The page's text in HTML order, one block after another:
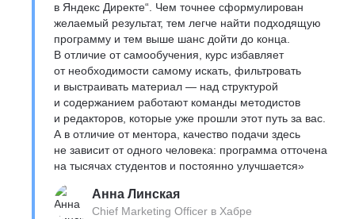
в Яндекс Директе“. Чем точнее сформулирован
желаемый результат, тем легче найти подходящую
программу и тем выше шанс дойти до конца.
В отличие от самообучения, курс избавляет
от необходимости самому искать, фильтровать
и выстраивать материал — над структурой
и содержанием работают команды методистов
и редакторов, которые уже прошли этот путь за вас.
А в отличие от ментора, качество подачи здесь
не зависит от одного человека: программа отточена
на тысячах студентов и постоянно улучшается»
Анна Линская
Chief Marketing Officer в Хабре